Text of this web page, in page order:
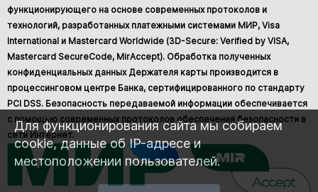
функционирующего на основе современных протоколов и
технологий, разработанных платежными системами МИР, Visa
International и Mastercard Worldwide (3D-Secure: Verified by VISA,
Mastercard SecureCode, MirAccept). Обработка полученных
конфиденциальных данных Держателя карты производится в
процессинговом центре Банка, сертифицированного по стандарту
PCI DSS. Безопасность передаваемой информации обеспечивается
с помощью современных протоколов обеспечения безопасности в
сети Интернет.
Для функционирования сайта мы собираем
cookie, данные об IP-адресе и
местоположении пользователей.